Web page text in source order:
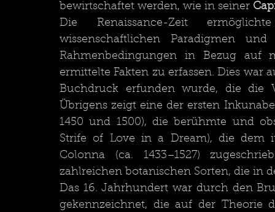
bewirtschaftet werden, wie in seiner
Die Renaissance-Zeit
wissenschaftlichen Paradigmen
Rahmenbedingungen in Bezug auf
ermittelte Fakten zu erfassen. Dies war
Buchdruck erfunden wurde, die die
Übrigens zeigt eine der ersten
1450 und 1500), die berühmte und
Strife of Love in a Dream), die dem
Colonna (ca. 1433–1527)
zahlreichen botanischen Sorten, die in
Das 16. Jahrhundert war durch den
gekennzeichnet, die auf der Theorie